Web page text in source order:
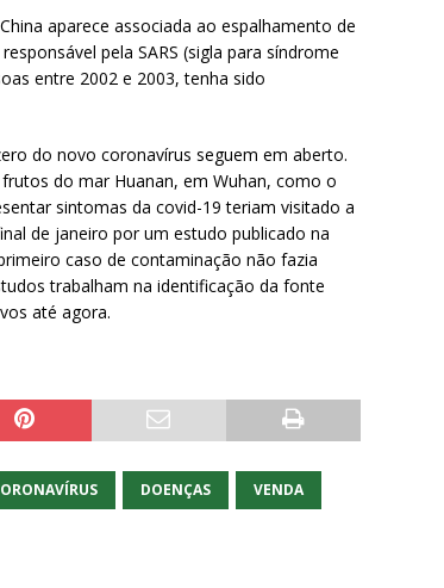
aparece associada ao espalhamento de
pela SARS (sigla para síndrome
entre 2002 e 2003, tenha sido
do novo coronavírus seguem em aberto.
do mar Huanan, em Wuhan, como o
sintomas da covid-19 teriam visitado a
de janeiro por um estudo publicado na
caso de contaminação não fazia
trabalham na identificação da fonte
até agora.
DOENÇAS VENDA